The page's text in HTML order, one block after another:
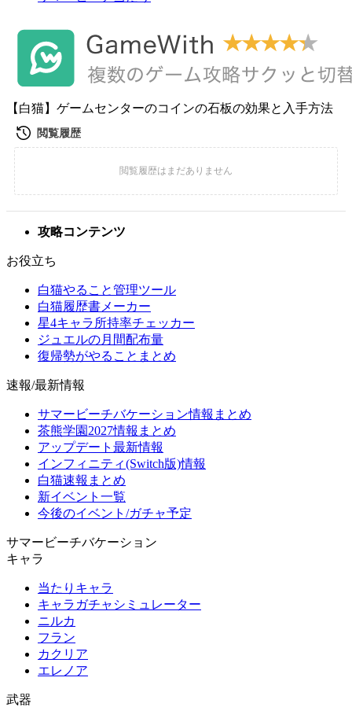
【白猫】ゲームセンターのコインの石板の効果と入手方法
攻略コンテンツ
お役立ち
白猫やること管理ツール
白猫履歴書メーカー
星4キャラ所持率チェッカー
ジュエルの月間配布量
復帰勢がやることまとめ
速報/最新情報
サマービーチバケーション情報まとめ
茶熊学園2027情報まとめ
アップデート最新情報
インフィニティ(Switch版)情報
白猫速報まとめ
新イベント一覧
今後のイベント/ガチャ予定
サマービーチバケーション
キャラ
当たりキャラ
キャラガチャシミュレーター
ニルカ
フラン
カクリア
エレノア
武器